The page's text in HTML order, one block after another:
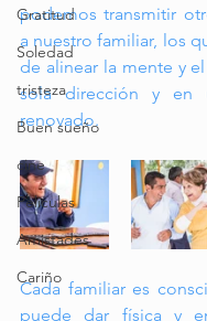
Gratitud
Soledad
tristeza
Buen sueño
cine
Peliculas
Amistades
Cariño
podemos transmitir
a nuestro familiar, los
de alinear la mente y
sola dirección y en
renovado.
Cada familiar es
puede dar física y